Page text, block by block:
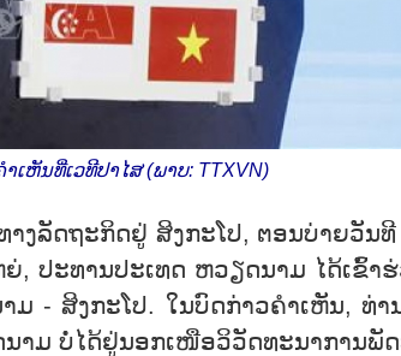
ເຫັນ​ທີ່​ເວ​ທີ​ປາ​ໄສ (ພາບ: TTXVN)
ງ​ລັດ​ຖະ​ກິດ​ຢູ່ ສິງ​ກະ​ໂປ, ຕອນ​ບ່າຍ​ວັນ​ທີ
, ປະ​ທານ​ປະ​ເທດ ຫວຽດ​ນາມ ໄດ້​ເຂົ້າ​
ມ - ສິງ​ກະ​ໂປ. ໃນ​ບົດ​ກ່າວ​ຄ​ຳ​ເຫັນ, ທ່າ
າມ ບໍ່​ໄດ້​ຢູ່ນອກ​ເໜືອ​ວິ​ວັດ​ທະ​ນາ​ການ​ພັ